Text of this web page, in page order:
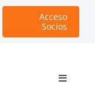
Acceso
Socios
Toggle